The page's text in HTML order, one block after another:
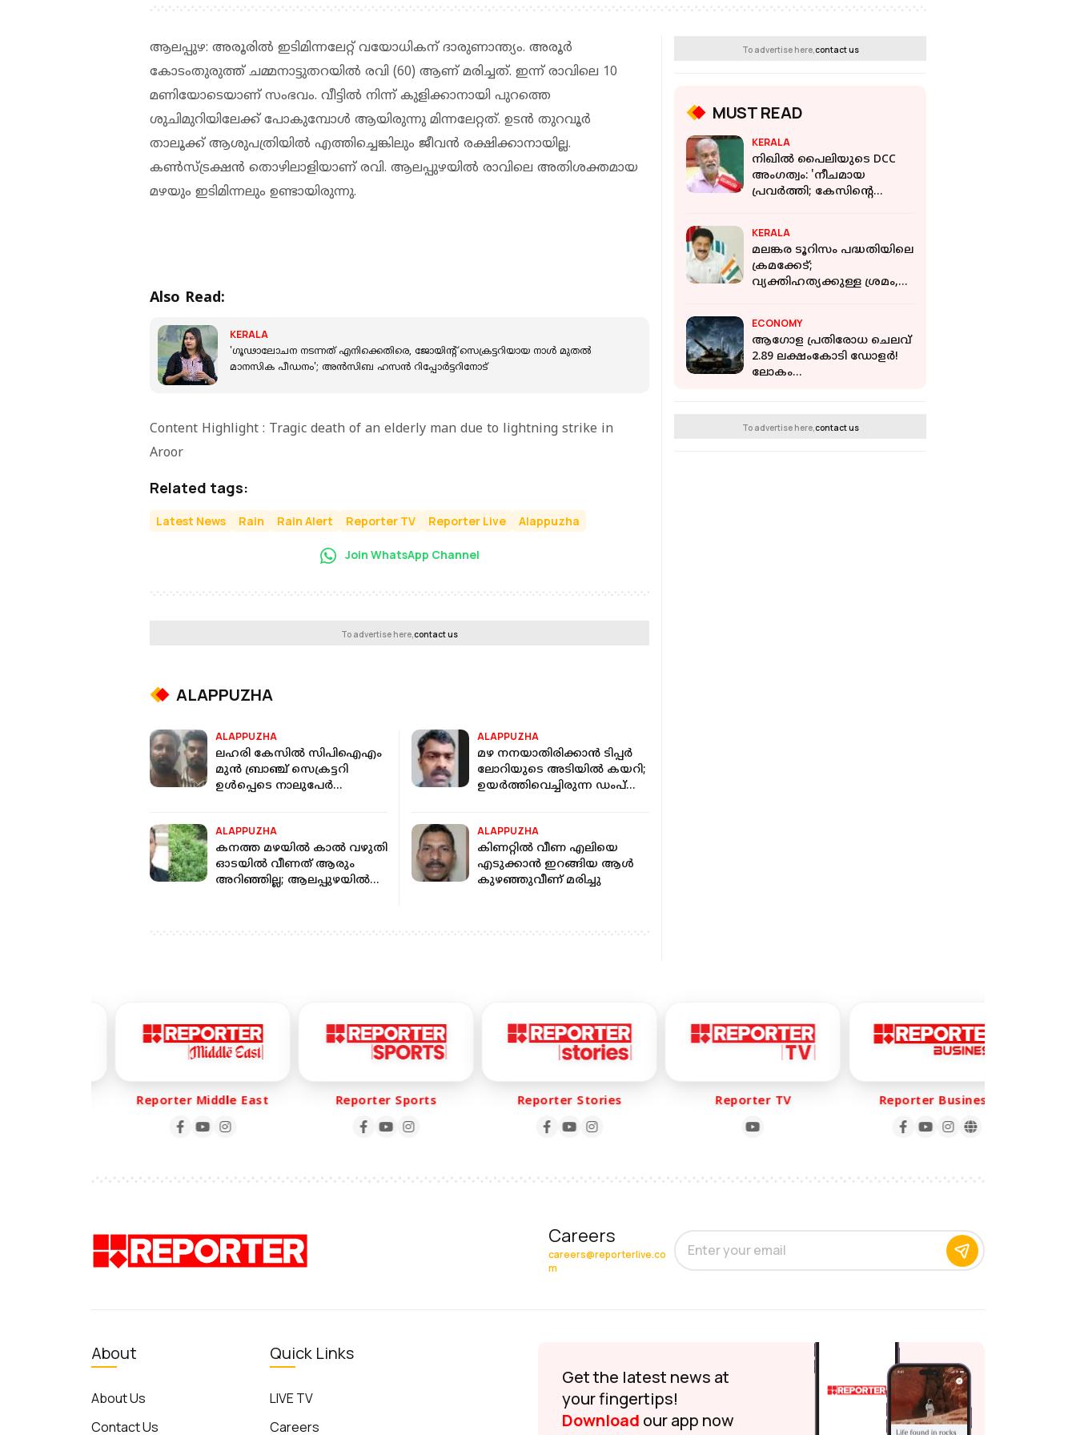
ആലപ്പുഴ: അരൂരിൽ ഇടിമിന്നലേറ്റ് വയോധികന് ദാരുണാന്ത്യം. അരൂർ
കോടംതുരുത്ത് ചമ്മനാട്ടുതറയിൽ രവി (60) ആണ് മരിച്ചത്. ഇന്ന് രാവിലെ 10
മണിയോടെയാണ് സംഭവം. വീട്ടിൽ നിന്ന് കുളിക്കാനായി പുറത്തെ
ശുചിമുറിയിലേക്ക് പോകുമ്പോൾ ആയിരുന്നു മിന്നലേറ്റത്. ഉടൻ തുറവൂർ
താലൂക്ക് ആശുപത്രിയിൽ എത്തിച്ചെങ്കിലും ജീവൻ രക്ഷിക്കാനായില്ല.
കൺസ്ട്രക്ഷൻ തൊഴിലാളിയാണ് രവി. ആലപ്പുഴയിൽ രാവിലെ അതിശക്തമായ
മഴയും ഇടിമിന്നലും ഉണ്ടായിരുന്നു.
Also Read:
KERALA
'ഗൂഢാലോചന നടന്നത് എനിക്കെതിരെ, ജോയിന്റ് സെക്രട്ടറിയായ നാൾ മുതൽ
മാനസിക പീഡനം'; അന്‍സിബ ഹസന്‍ റിപ്പോർട്ടറിനോട്
Content Highlight : Tragic death of an elderly man due to lightning strike in
Aroor
Related tags:
Latest News Rain Rain Alert Reporter TV Reporter Live Alappuzha
Join WhatsApp Channel
To advertise here,contact us
ALAPPUZHA
ALAPPUZHA
ലഹരി കേസില്‍ സിപിഐഎം
മുന്‍ ബ്രാഞ്ച് സെക്രട്ടറി
ഉള്‍പ്പെടെ നാലുപേര്‍
ALAPPUZHA
മഴ നനയാതിരിക്കാൻ ടിപ്പർ
ലോറിയുടെ അടിയിൽ കയറി;
ഉയർത്തിവെച്ചിരുന്ന ഡംപ്
ALAPPUZHA
കനത്ത മഴയില്‍ കാല്‍ വഴുതി
ഓടയില്‍ വീണത് ആരും
അറിഞ്ഞില്ല; ആലപ്പുഴയില്‍
ALAPPUZHA
കിണറ്റില്‍ വീണ എലിയെ
എടുക്കാന്‍ ഇറങ്ങിയ ആള്‍
കുഴഞ്ഞുവീണ് മരിച്ചു
To advertise here, contact us
MUST READ
KERALA
നിഖിൽ പൈലിയുടെ DCC
അംഗത്വം: 'നീചമായ
പ്രവർത്തി; കേസിൻ്റെ
പിതാവ്
KERALA
മലങ്കര ടൂറിസം പദ്ധതിയിലെ
ക്രമക്കേട്;
വ്യക്തിഹത്യക്കുള്ള ശ്രമം,
അഗസ്റ്റിൻ
ECONOMY
ആഗോള പ്രതിരോധ ചെലവ്
2.89 ലക്ഷംകോടി ഡോളര്‍!
ലോകം
To advertise here, contact us
Reporter Middle East Reporter Sports Reporter Stories Reporter TV Reporter Business
Careers
careers@reporterlive.co
m
About
About Us
Contact Us
Quick Links
LIVE TV
Careers
Get the latest news at
your fingertips!
Download our app now